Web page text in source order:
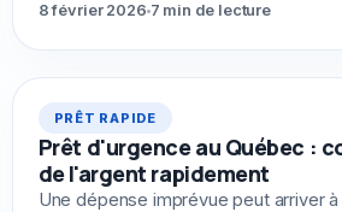
8 février 2026 7 min de lecture
PRÊT RAPIDE
Prêt d'urgence au Québec :
de l'argent rapidement
Une dépense imprévue peut arriver